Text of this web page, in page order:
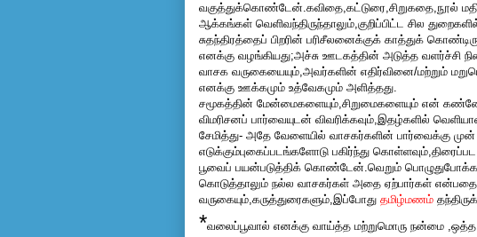
வகுத்துக்கொண்டேன்.கவிதை,கட்டுரை,சிறுகதை,நூல்
ஆக்கங்கள் வெளிவந்திருந்தாலும்,குறிப்பிட்ட சில
சுதந்திரத்தைப் பிறரின் பரிசீலனைக்குக் காத்துக்
எனக்கு வழங்கியது;அச்சு ஊடகத்தின் அடுத்த வளர்ச்சி
வாசக வருகையையும்,அவர்களின் எதிர்வினை/மற்றும்
எனக்கு ஊக்கமும் உத்வேகமும் அளித்தது.
சமூகத்தின் மேன்மைகளையும்,சிறுமைகளையும் என்
விமரிசனப் பார்வையுடன் விவரிக்கவும்,இதழ்களில்
சேமித்து- அதே வேளையில் வாசகர்களின் பார்வைக்கு
எடுக்கும்புகைப்படங்களோடு பகிர்ந்து
பூவைப் பயன்படுத்திக் கொண்டேன்.வெறும்
கொடுத்தாலும் நல்ல வாசகர்கள் அதை ஏற்பார்கள்
வருகையும்,கருத்துரைகளும்,இப்போது தமிழ்மணம்
*வலைப்பூவால் எனக்கு வாய்த்த மற்றுமொரு நன்மை